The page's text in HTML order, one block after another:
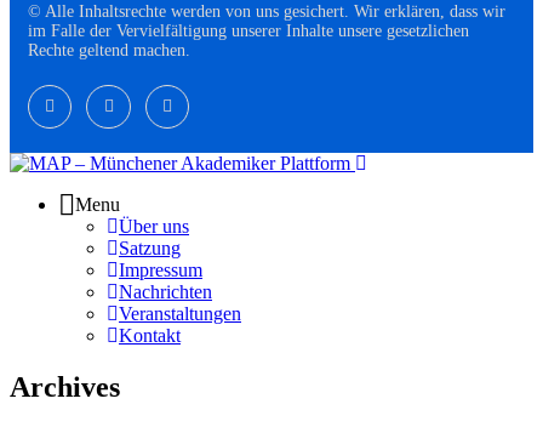
© Alle Inhaltsrechte werden von uns gesichert. Wir erklären, dass wir
im Falle der Vervielfältigung unserer Inhalte unsere gesetzlichen
Rechte geltend machen.
Menu
Über uns
Satzung
Impressum
Nachrichten
Veranstaltungen
Kontakt
Archives